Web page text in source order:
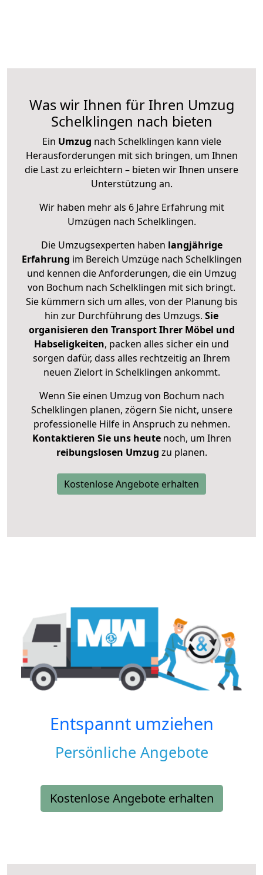
Was wir Ihnen für Ihren Umzug
Schelklingen nach bieten
Ein Umzug nach Schelklingen kann viele
Herausforderungen mit sich bringen, um Ihnen
die Last zu erleichtern – bieten wir Ihnen unsere
Unterstützung an.
Wir haben mehr als 6 Jahre Erfahrung mit
Umzügen nach Schelklingen.
Die Umzugsexperten haben langjährige
Erfahrung im Bereich Umzüge nach Schelklingen
und kennen die Anforderungen, die ein Umzug
von Bochum nach Schelklingen mit sich bringt.
Sie kümmern sich um alles, von der Planung bis
hin zur Durchführung des Umzugs. Sie
organisieren den Transport Ihrer Möbel und
Habseligkeiten, packen alles sicher ein und
sorgen dafür, dass alles rechtzeitig an Ihrem
neuen Zielort in Schelklingen ankommt.
Wenn Sie einen Umzug von Bochum nach
Schelklingen planen, zögern Sie nicht, unsere
professionelle Hilfe in Anspruch zu nehmen.
Kontaktieren Sie uns heutenoch, um Ihren
reibungslosen Umzug zu planen.
Kostenlose Angebote erhalten
Entspannt umziehen
Persönliche Angebote
Kostenlose Angebote erhalten